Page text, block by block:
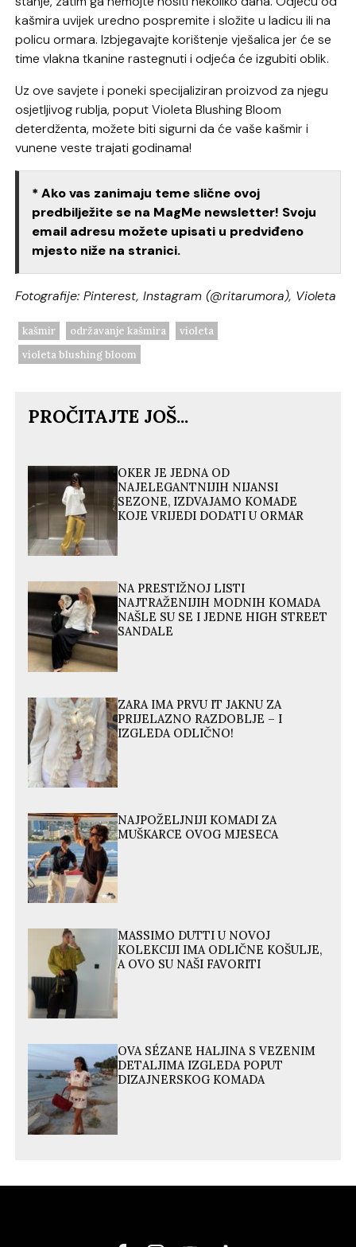
kašmira uvijek uredno pospremite i složite u ladicu ili na
policu ormara. Izbjegavajte korištenje vješalica jer će se
time vlakna tkanine rastegnuti i odjeća će izgubiti oblik.
Uz ove savjete i poneki specijaliziran proizvod za njegu
osjetljivog rublja, poput Violeta Blushing Bloom
deterdženta, možete biti sigurni da će vaše kašmir i
vunene veste trajati godinama!
* Ako vas zanimaju teme slične ovoj
predbilježite se na MagMe newsletter! Svoju
email adresu možete upisati u predviđeno
mjesto niže na stranici.
Fotografije: Pinterest, Instagram (@ritarumora), Violeta
kašmir održavanje kašmira
violeta
violeta blushing bloom
PROČITAJTE JOŠ...
OKER JE JEDNA OD
NAJELEGANTNIJIH NIJANSI
SEZONE, IZDVAJAMO KOMADE
KOJE VRIJEDI DODATI U ORMAR
NA PRESTIŽNOJ LISTI
NAJTRAŽENIJIH MODNIH KOMADA
NAŠLE SU SE I JEDNE HIGH STREET
SANDALE
ZARA IMA PRVU IT JAKNU ZA
PRIJELAZNO RAZDOBLJE – I
IZGLEDA ODLIČNO!
NAJPOŽELJNIJI KOMADI ZA
MUŠKARCE OVOG MJESECA
MASSIMO DUTTI U NOVOJ
KOLEKCIJI IMA ODLIČNE KOŠULJE,
A OVO SU NAŠI FAVORITI
OVA SÉZANE HALJINA S VEZENIM
DETALJIMA IZGLEDA POPUT
DIZAJNERSKOG KOMADA